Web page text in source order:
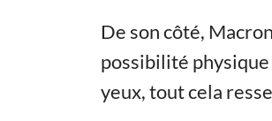
De son côté,
possibilité physique
yeux, tout cela